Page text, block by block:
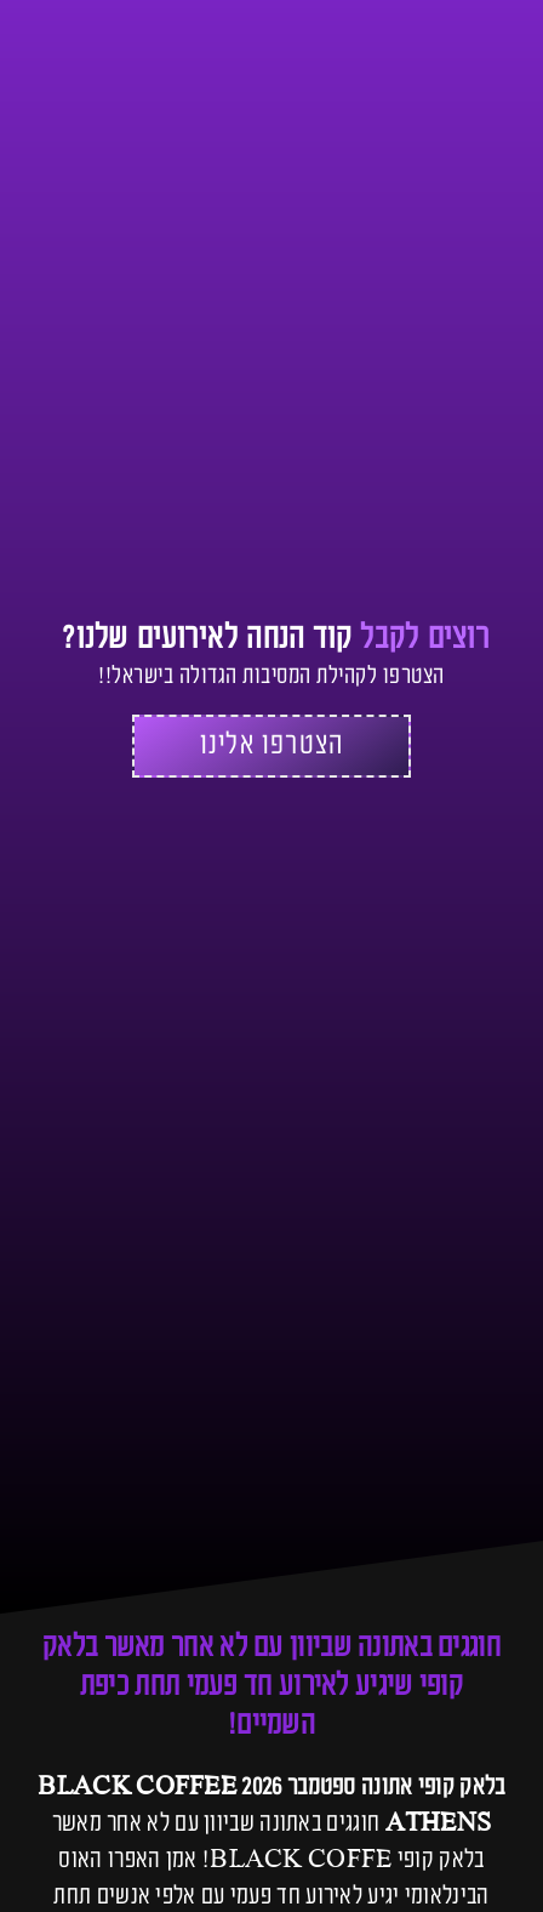
רוצים לקבל קוד הנחה לאירועים שלנו?
הצטרפו לקהילת המסיבות הגדולה בישראל!!
הצטרפו אלינו
חוגגים באתונה שביוון עם לא אחר מאשר בלאק
קופי שיגיע לאירוע חד פעמי תחת כיפת
השמיים!
בלאק קופי אתונה ספטמבר 2026 BLACK COFFEE
ATHENS חוגגים באתונה שביוון עם לא אחר מאשר
בלאק קופי BLACK COFFE! אמן האפרו האוס
הבינלאומי יגיע לאירוע חד פעמי עם אלפי אנשים תחת